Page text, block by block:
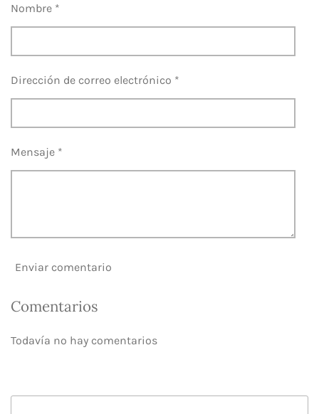
t
i
t
i
i
i
Nombre *
Dirección de correo electrónico *
Mensaje *
Enviar comentario
Comentarios
Todavía no hay comentarios